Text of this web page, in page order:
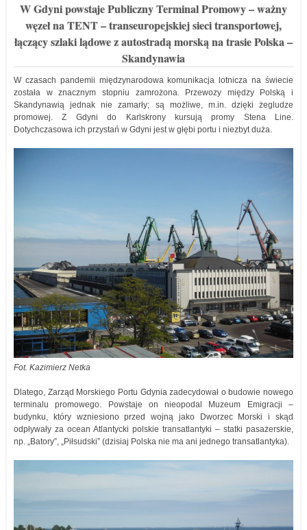
W Gdyni powstaje Publiczny Terminal Promowy – ważny
węzeł na TENT – transeuropejskiej sieci transportowej,
łączący szlaki lądowe z autostradą morską na trasie Polska –
Skandynawia
W czasach pandemii międzynarodowa komunikacja lotnicza na świecie
została w znacznym stopniu zamrożona. Przewozy między Polską i
Skandynawią jednak nie zamarły; są możliwe, m.in. dzięki żegludze
promowej. Z Gdyni do Karlskrony kursują promy Stena Line.
Dotychczasowa ich przystań w Gdyni jest w głębi portu i niezbyt duża.
Fot. Kazimierz Netka
Dlatego, Zarząd Morskiego Portu Gdynia zadecydował o budowie nowego
terminalu promowego. Powstaje on nieopodal Muzeum Emigracji –
budynku, który wzniesiono przed wojną jako Dworzec Morski i skąd
odpływały za ocean Atlantycki polskie transatlantyki – statki pasażerskie,
np. „Batory”, „Piłsudski” (dzisiaj Polska nie ma ani jednego transatlantyka).